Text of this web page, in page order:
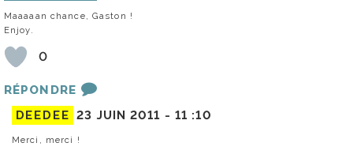
Maaaaan chance, Gaston !
Enjoy.
0
RÉPONDRE
DEEDEE 23 JUIN 2011 - 11 :10
Merci, merci !